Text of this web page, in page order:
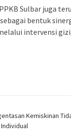
Sulbar juga
bentuk
intervensi
Kemiskinan